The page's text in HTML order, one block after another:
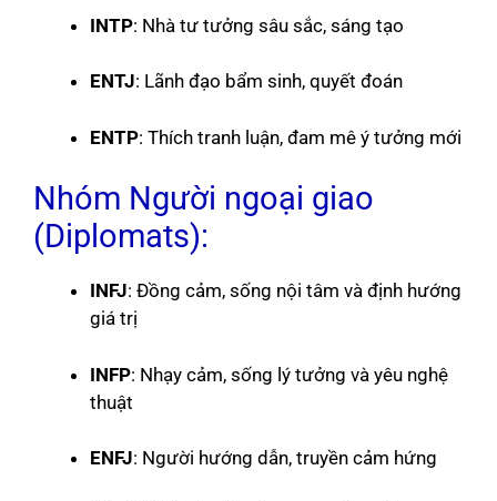
INTP: Nhà tư tưởng sâu sắc, sáng tạo
ENTJ: Lãnh đạo bẩm sinh, quyết đoán
ENTP: Thích tranh luận, đam mê ý tưởng mới
Nhóm Người ngoại giao
(Diplomats):
INFJ: Đồng cảm, sống nội tâm và định hướng
giá trị
INFP: Nhạy cảm, sống lý tưởng và yêu nghệ
thuật
ENFJ: Người hướng dẫn, truyền cảm hứng